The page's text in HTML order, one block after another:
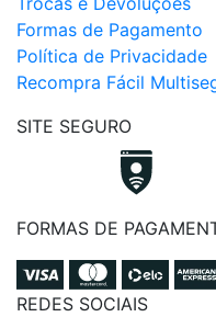
Formas de Pagamento
Política de Privacidade
Recompra Fácil
SITE SEGURO
FORMAS DE
REDES SOCIAIS